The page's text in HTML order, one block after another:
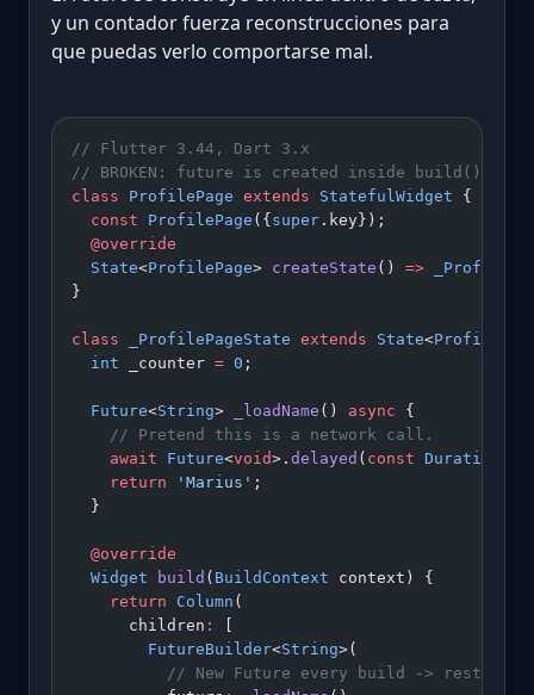
y un contador fuerza reconstrucciones para
que puedas verlo comportarse mal.
// Flutter 3.44, Dart 3.x
// BROKEN: future is created inside build()
class ProfilePage extends StatefulWidget {
  const
ProfilePage ({super .key});
  @override
  State
<ProfilePage> createState () =>
}
class _ProfilePageState extends State<
  int
_counter = 0 ;
  Future
<String> _loadName () async {
    // Pretend this is a network call.
    await
Future<void>. delayed ( const Duration
    return
'Marius' ;
  }
  @override
  Widget
build ( BuildContext context) {
    return
Column (
      children
:
[
        FutureBuilder
<String>(
// New Future every build -> restarts